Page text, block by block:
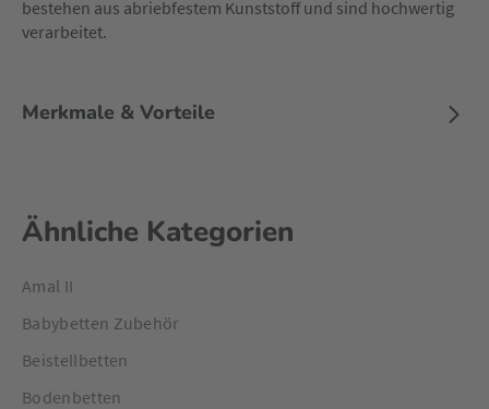
bestehen aus abriebfestem Kunststoff und sind hochwertig
verarbeitet.
Merkmale & Vorteile
Ähnliche Kategorien
Amal II
Babybetten Zubehör
Beistellbetten
Bodenbetten